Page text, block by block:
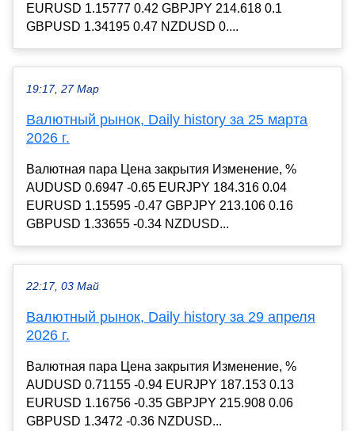
EURUSD 1.15777 0.42 GBPJPY 214.618 0.1
GBPUSD 1.34195 0.47 NZDUSD 0....
19:17, 27 Мар
Валютный рынок, Daily history за 25 марта
2026 г.
Валютная пара Цена закрытия Изменение, %
AUDUSD 0.6947 -0.65 EURJPY 184.316 0.04
EURUSD 1.15595 -0.47 GBPJPY 213.106 0.16
GBPUSD 1.33655 -0.34 NZDUSD...
22:17, 03 Май
Валютный рынок, Daily history за 29 апреля
2026 г.
Валютная пара Цена закрытия Изменение, %
AUDUSD 0.71155 -0.94 EURJPY 187.153 0.13
EURUSD 1.16756 -0.35 GBPJPY 215.908 0.06
GBPUSD 1.3472 -0.36 NZDUSD...